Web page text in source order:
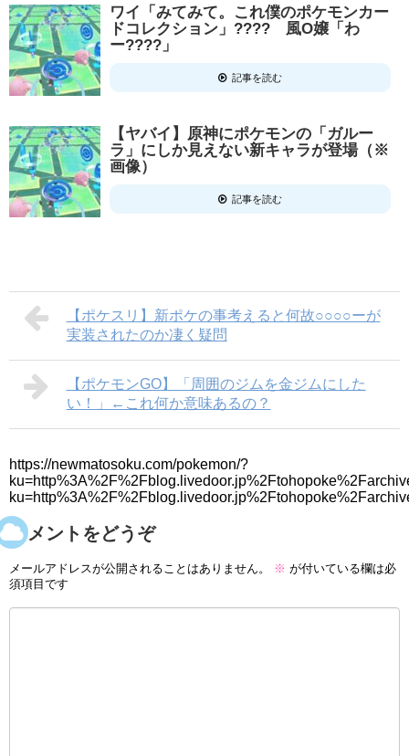
ワイ「みてみて。これ僕のポケモンカー
ドコレクション」???? 風O嬢「わ
ー????」
記事を読む
【ヤバイ】原神にポケモンの「ガルー
ラ」にしか見えない新キャラが登場（※
画像）
記事を読む
【ポケスリ】新ポケの事考えると何故○○○○ーが
実装されたのか凄く疑問
【ポケモンGO】「周囲のジムを金ジムにした
い！」←これ何か意味あるの？
https://newmatosoku.com/pokemon/?
コメントをどうぞ
メールアドレスが公開されることはありません。 ※ が付いている欄は必
須項目です